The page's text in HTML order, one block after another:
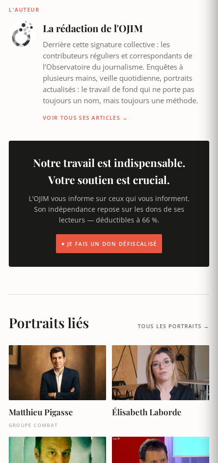
L'AUTEUR
La rédaction de l'OJIM
Derrière cette signature collective : les
contributeurs réguliers et correspondants de
l'Observatoire du journalisme. Enquêtes à
plusieurs mains, veille quotidienne, portraits
actualisés : le travail de fond qui ne porte pas
toujours un nom, mais toujours une méthode.
VOIR TOUS SES ARTICLES →
Notre travail est indispensable.
Votre soutien est crucial.
L'OJIM vous informe sur ceux qui vous informent.
Son indépendance repose sur les dons de ses
lecteurs — déductibles à 66 %.
♥ JE FAIS UN DON DÉFISCALISÉ
Portraits liés TOUS LES PORTRAITS →
Matthieu Pigasse
GROUPE COMBAT
Élisabeth Laborde